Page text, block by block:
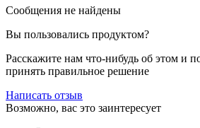
Сообщения не найдены
Вы пользовались продуктом?
Расскажите нам что-нибудь об этом и
принять правильное решение
Написать отзыв
Возможно, вас это заинтересует